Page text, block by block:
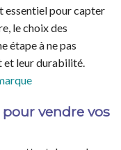
essentiel pour capter
le choix des
étape à ne pas
et leur durabilité.
vendre vos